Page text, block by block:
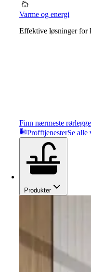
Varme og energi
Effektive løsninger for
Finn nærmeste
ProfftjenesterSe alle
Produkter